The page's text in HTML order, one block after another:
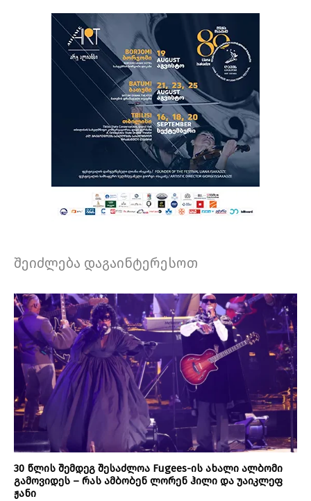
შეიძლება დაგაინტერესოთ
30 წლის შემდეგ შესაძლოა Fugees-ის ახალი ალბომი
გამოვიდეს – რას ამბობენ ლორენ ჰილი და უაიკლეფ
ჟანი